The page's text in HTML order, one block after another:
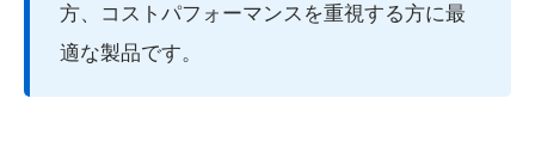
方、コストパフォーマンスを重視する方に最
適な製品です。